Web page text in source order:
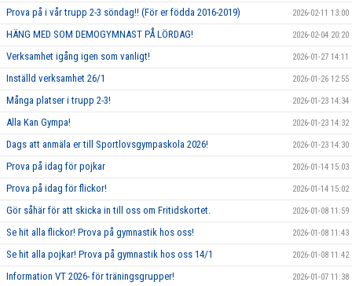
Prova på i vår trupp 2-3 söndag!! (För er födda 2016-2019) 2026-02-11 13:00
HÄNG MED SOM DEMOGYMNAST PÅ LÖRDAG! 2026-02-04 20:20
Verksamhet igång igen som vanligt! 2026-01-27 14:11
Inställd verksamhet 26/1 2026-01-26 12:55
Många platser i trupp 2-3! 2026-01-23 14:34
Alla Kan Gympa! 2026-01-23 14:32
Dags att anmäla er till Sportlovsgympaskola 2026! 2026-01-23 14:30
Prova på idag för pojkar 2026-01-14 15:03
Prova på idag för flickor! 2026-01-14 15:02
Gör såhär för att skicka in till oss om Fritidskortet. 2026-01-08 11:59
Se hit alla flickor! Prova på gymnastik hos oss! 2026-01-08 11:43
Se hit alla pojkar! Prova på gymnastik hos oss 14/1 2026-01-08 11:42
Information VT 2026- för träningsgrupper! 2026-01-07 11:38